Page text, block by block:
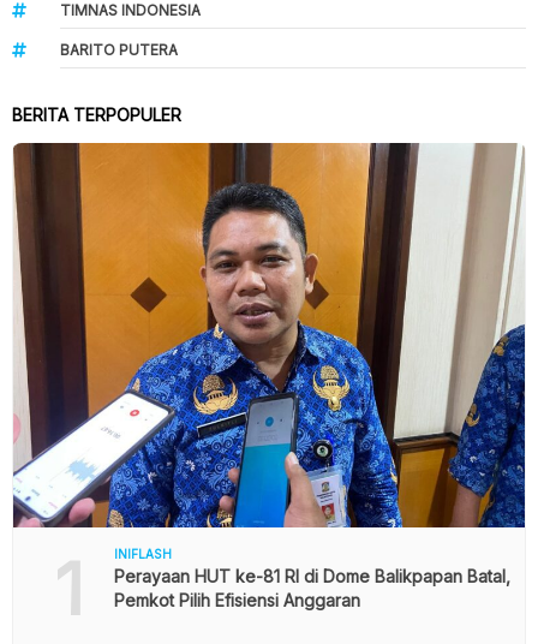
TIMNAS INDONESIA
BARITO PUTERA
BERITA TERPOPULER
1 INIFLASH
Perayaan HUT ke-81 RI di Dome Balikpapan Batal,
Pemkot Pilih Efisiensi Anggaran